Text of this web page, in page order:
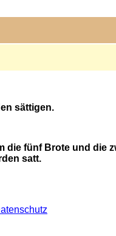
sättigen.
die fünf Brote und
satt.